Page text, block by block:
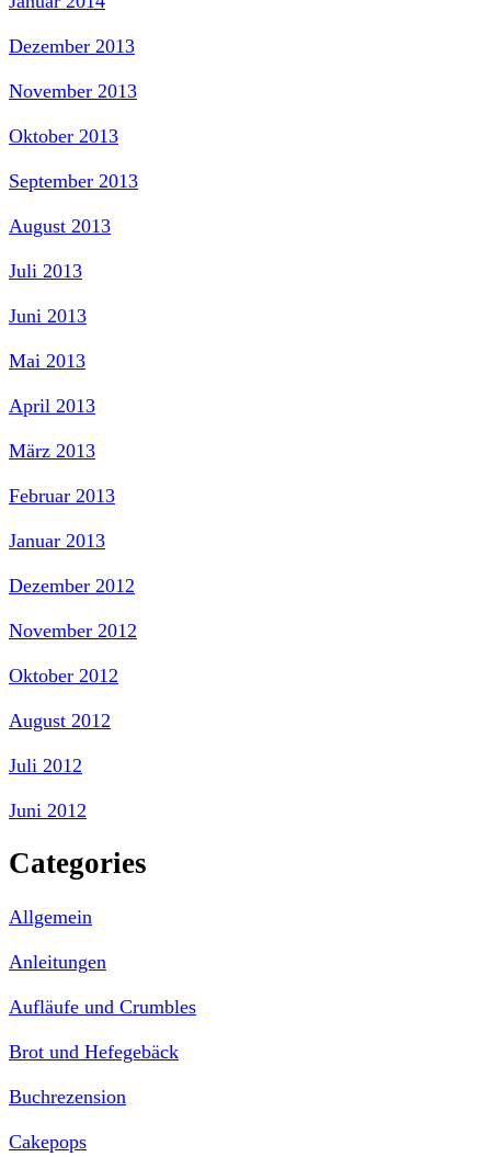
Dezember 2013
November 2013
Oktober 2013
September 2013
August 2013
Juli 2013
Juni 2013
Mai 2013
April 2013
März 2013
Februar 2013
Januar 2013
Dezember 2012
November 2012
Oktober 2012
August 2012
Juli 2012
Juni 2012
Categories
Allgemein
Anleitungen
Aufläufe und Crumbles
Brot und Hefegebäck
Buchrezension
Cakepops